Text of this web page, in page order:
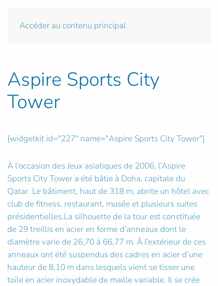
Accéder au contenu principal
Aspire Sports City
Tower
[widgetkit id="227" name="Aspire Sports City Tower"]
À l’occasion des Jeux asiatiques de 2006, l’Aspire
Sports City Tower a été bâtie à Doha, capitale du
Qatar. Le bâtiment, haut de 318 m, abrite un hôtel avec
club de fitness, restaurant, musée et plusieurs suites
présidentielles.La silhouette de la tour est constituée
de 29 treillis en acier en forme d’anneaux dont le
diamètre varie de 26,70 à 66,77 m. À l’extérieur de ces
anneaux ont été suspendus des cadres en acier d’une
hauteur de 8,10 m dans lesquels vient se tisser une
toile en acier inoxydable de maille variable. Il se crée